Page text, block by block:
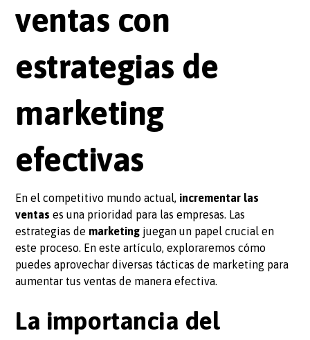
ventas con
estrategias de
marketing
efectivas
En el competitivo mundo actual, incrementar las
ventas es una prioridad para las empresas. Las
estrategias de marketing juegan un papel crucial en
este proceso. En este artículo, exploraremos cómo
puedes aprovechar diversas tácticas de marketing para
aumentar tus ventas de manera efectiva.
La importancia del